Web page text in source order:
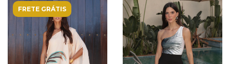
FRETE GRÁTIS